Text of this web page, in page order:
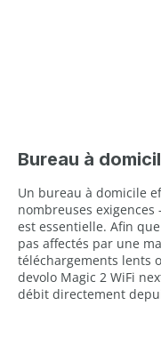
Bureau à
Un bureau à domicile
nombreuses
est essentielle. Afin
pas affectés par une
téléchargements lents
devolo Magic 2 WiFi
débit directement